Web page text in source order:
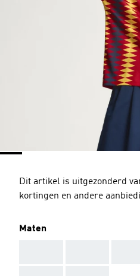
Dit artikel is uitgezonderd
kortingen en andere
Maten